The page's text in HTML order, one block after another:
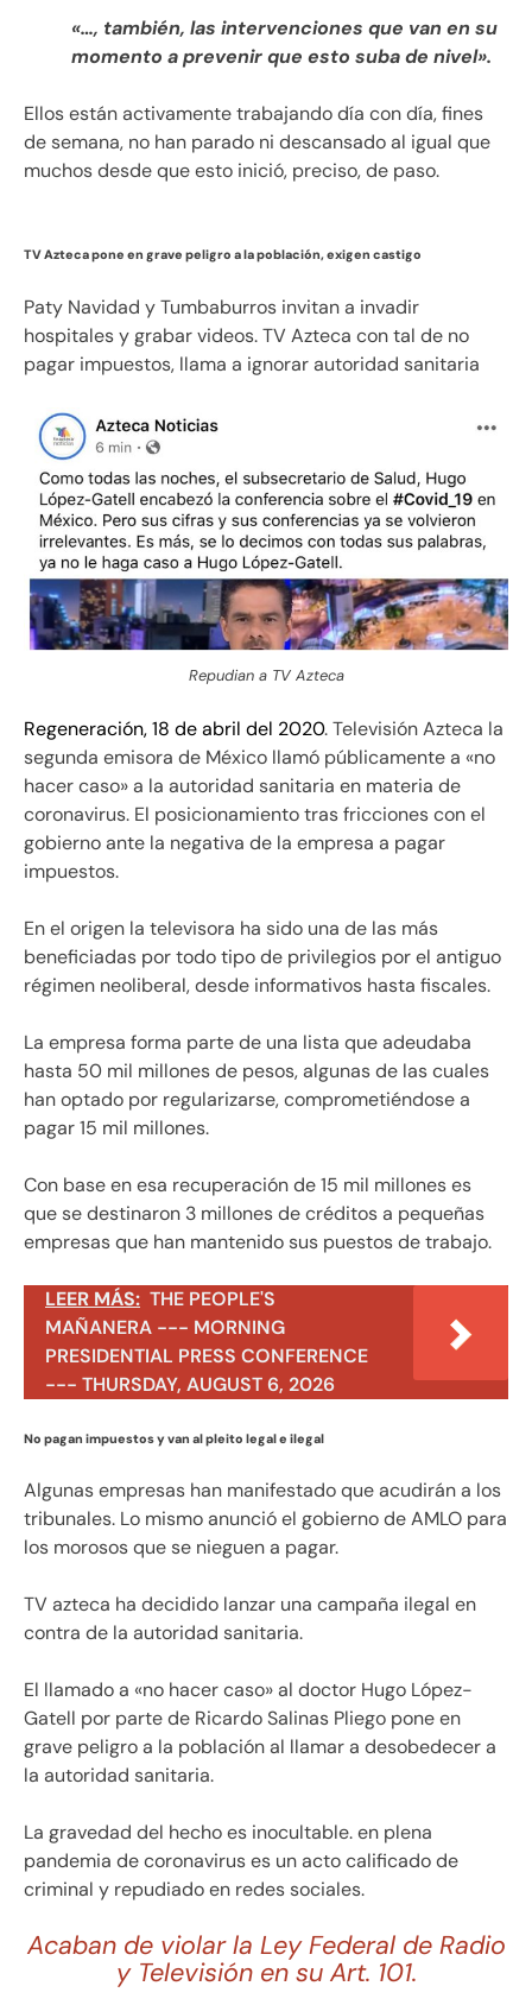
«…, también, las intervenciones que van en su
momento a prevenir que esto suba de nivel».
Ellos están activamente trabajando día con día, fines
de semana, no han parado ni descansado al igual que
muchos desde que esto inició, preciso, de paso.
TV Azteca pone en grave peligro a la población, exigen castigo
Paty Navidad y Tumbaburros invitan a invadir
hospitales y grabar videos. TV Azteca con tal de no
pagar impuestos, llama a ignorar autoridad sanitaria
Repudian a TV Azteca
Regeneración, 18 de abril del 2020. Televisión Azteca la
segunda emisora de México llamó públicamente a «no
hacer caso» a la autoridad sanitaria en materia de
coronavirus. El posicionamiento tras fricciones con el
gobierno ante la negativa de la empresa a pagar
impuestos.
En el origen la televisora ha sido una de las más
beneficiadas por todo tipo de privilegios por el antiguo
régimen neoliberal, desde informativos hasta fiscales.
La empresa forma parte de una lista que adeudaba
hasta 50 mil millones de pesos, algunas de las cuales
han optado por regularizarse, comprometiéndose a
pagar 15 mil millones.
Con base en esa recuperación de 15 mil millones es
que se destinaron 3 millones de créditos a pequeñas
empresas que han mantenido sus puestos de trabajo.
LEER MÁS: THE PEOPLE'S
MAÑANERA --- MORNING
PRESIDENTIAL PRESS CONFERENCE
--- THURSDAY, AUGUST 6, 2026
No pagan impuestos y van al pleito legal e ilegal
Algunas empresas han manifestado que acudirán a los
tribunales. Lo mismo anunció el gobierno de AMLO para
los morosos que se nieguen a pagar.
TV azteca ha decidido lanzar una campaña ilegal en
contra de la autoridad sanitaria.
El llamado a «no hacer caso» al doctor Hugo López-
Gatell por parte de Ricardo Salinas Pliego pone en
grave peligro a la población al llamar a desobedecer a
la autoridad sanitaria.
La gravedad del hecho es inocultable. en plena
pandemia de coronavirus es un acto calificado de
criminal y repudiado en redes sociales.
Acaban de violar la Ley Federal de Radio
y Televisión en su Art. 101.